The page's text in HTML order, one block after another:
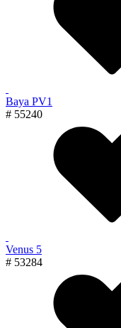
Baya PV1
# 55240
Venus 5
# 53284